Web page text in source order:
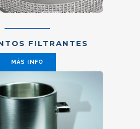
FILTRANTES
MÁS INFO